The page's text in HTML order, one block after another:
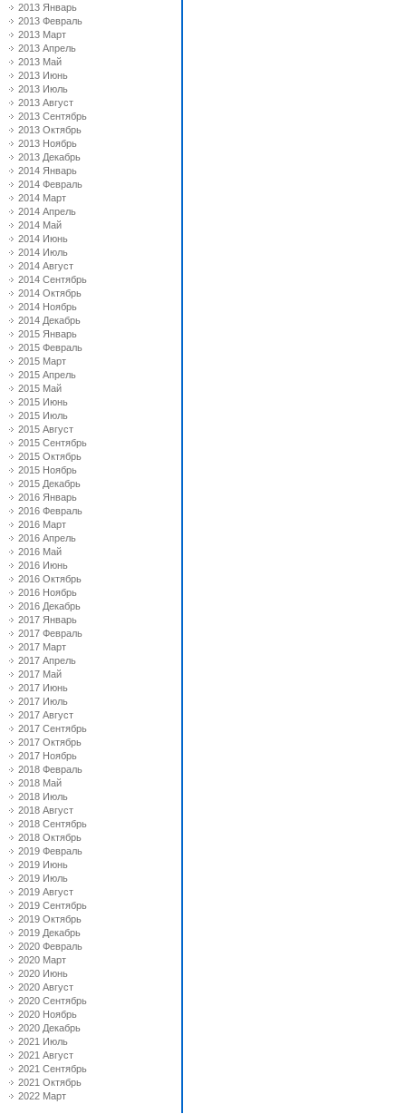
2013 Январь
2013 Февраль
2013 Март
2013 Апрель
2013 Май
2013 Июнь
2013 Июль
2013 Август
2013 Сентябрь
2013 Октябрь
2013 Ноябрь
2013 Декабрь
2014 Январь
2014 Февраль
2014 Март
2014 Апрель
2014 Май
2014 Июнь
2014 Июль
2014 Август
2014 Сентябрь
2014 Октябрь
2014 Ноябрь
2014 Декабрь
2015 Январь
2015 Февраль
2015 Март
2015 Апрель
2015 Май
2015 Июнь
2015 Июль
2015 Август
2015 Сентябрь
2015 Октябрь
2015 Ноябрь
2015 Декабрь
2016 Январь
2016 Февраль
2016 Март
2016 Апрель
2016 Май
2016 Июнь
2016 Октябрь
2016 Ноябрь
2016 Декабрь
2017 Январь
2017 Февраль
2017 Март
2017 Апрель
2017 Май
2017 Июнь
2017 Июль
2017 Август
2017 Сентябрь
2017 Октябрь
2017 Ноябрь
2018 Февраль
2018 Май
2018 Июль
2018 Август
2018 Сентябрь
2018 Октябрь
2019 Февраль
2019 Июнь
2019 Июль
2019 Август
2019 Сентябрь
2019 Октябрь
2019 Декабрь
2020 Февраль
2020 Март
2020 Июнь
2020 Август
2020 Сентябрь
2020 Ноябрь
2020 Декабрь
2021 Июль
2021 Август
2021 Сентябрь
2021 Октябрь
2022 Март